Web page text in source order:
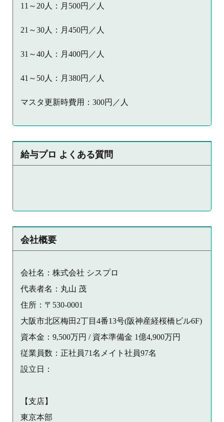
11～20人：月500円／人
21～30人：月450円／人
31～40人：月400円／人
41～50人：月380円／人
マスタ更新時費用：300円／人
給与プロ よくある質問
会社概要
会社名：株式会社 シスプロ
代表者名：丸山 茂
住所：〒530-0001
大阪市北区梅田2丁目4番13号(阪神産経桜橋ビル6F)
資本金：9,500万円 / 資本準備金 1億4,900万円
従業員数：正社員71名メイト社員97名
設立日：
【支店】
東京本部